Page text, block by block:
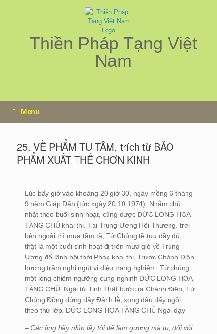
Thiền Pháp Tạng Việt
Nam
Menu
25. VỀ PHẨM TU TÂM, trích từ BẢO
PHẨM XUẤT THẾ CHƠN KINH
Lúc bấy giờ vào khoảng 20 giờ 30, ngày mồng 6 tháng
9 năm Giáp Dần (tức ngày 20.10.1974). Nhằm chủ
nhật theo buổi sinh hoạt, cũng được ĐỨC LONG HOA
TĂNG CHỦ khai thị. Tại Trung Ương Hội Thượng, trời
bên ngoài thì mưa tầm tã, Tứ Chúng tề tựu đầy đủ,
thật là một buổi sinh hoạt đi trên mưa gió về Trung
Ương để lãnh hội thời Pháp khai thị. Trước Chánh Điện
hương trầm nghi ngút vi diệu trang nghiêm. Tứ chúng
một lòng chiêm ngưỡng cung nghinh ĐỨC LONG HOA
TĂNG CHỦ. Ngài từ Tịnh Thất bước ra Chánh Điện, Tứ
Chúng Đồng đứng dậy Đảnh lễ, xong đâu đấy ngồi
theo thứ lớp. ĐỨC LONG HOA TĂNG CHỦ Ngài dạy:
– Các ông hãy nhìn lấy tôi để làm gương mà tu, đối với